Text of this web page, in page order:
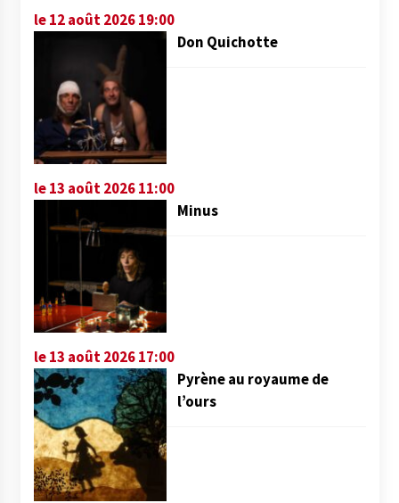
le 12 août 2026 19:00
Don Quichotte
le 13 août 2026 11:00
Minus
le 13 août 2026 17:00
Pyrène au royaume de
l’ours